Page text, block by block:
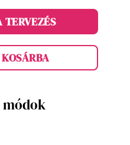
KOSÁRBA
módok